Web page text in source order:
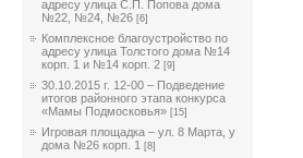
адресу улица С.П. Попова дома
№22, №24, №26 [6]
Комплексное благоустройство по
адресу улица Толстого дома №14
корп. 1 и №14 корп. 2 [9]
30.10.2015 г. 12-00 – Подведение
итогов районного этапа конкурса
«Мамы Подмосковья» [15]
Игровая площадка – ул. 8 Марта, у
дома №26 корп. 1 [8]